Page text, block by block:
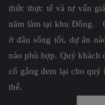
thức thực tế và tư vấn
năm làm tại khu Đông.
ở đâu sống tốt, dự án
nào phù hợp. Quý khách
cố gắng đem lại cho quý
thể.